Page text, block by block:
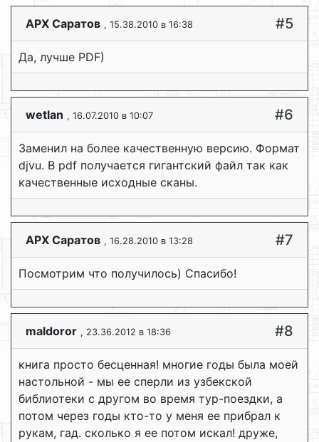
АРХ Саратов , 15.38.2010 в 16:38 #5
Да, лучше PDF)
wetlan , 16.07.2010 в 10:07 #6
Заменил на более качественную версию. Формат
djvu. В pdf получается гигантский файл так как
качественные исходные сканы.
АРХ Саратов , 16.28.2010 в 13:28 #7
Посмотрим что получилось) Спасибо!
maldoror , 23.36.2012 в 18:36 #8
книга просто бесценная! многие годы была моей
настольной - мы ее сперли из узбекской
библиотеки с другом во время тур-поездки, а
потом через годы кто-то у меня ее прибрал к
рукам, гад. сколько я ее потом искал! друже,